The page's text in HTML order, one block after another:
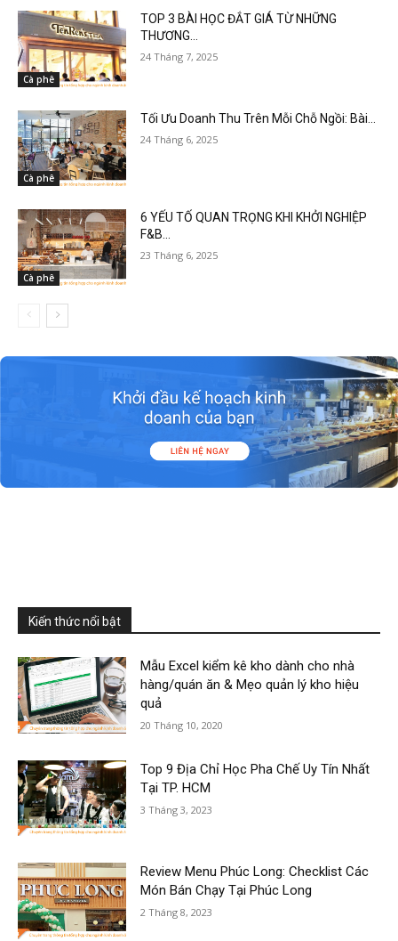
Cà phê
TOP 3 BÀI HỌC ĐẮT GIÁ TỪ NHỮNG
THƯƠNG...
24 Tháng 7, 2025
Cà phê
Tối Ưu Doanh Thu Trên Mỗi Chỗ Ngồi: Bài...
24 Tháng 6, 2025
Cà phê
6 YẾU TỐ QUAN TRỌNG KHI KHỞI NGHIỆP
F&B...
23 Tháng 6, 2025
Kiến thức nổi bật
Mẫu Excel kiểm kê kho dành cho nhà
hàng/quán ăn & Mẹo quản lý kho hiệu
quả
20 Tháng 10, 2020
Top 9 Địa Chỉ Học Pha Chế Uy Tín Nhất
Tại TP. HCM
3 Tháng 3, 2023
Review Menu Phúc Long: Checklist Các
Món Bán Chạy Tại Phúc Long
2 Tháng 8, 2023